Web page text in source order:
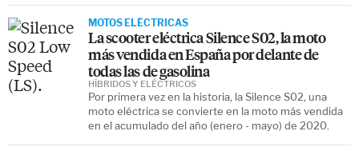
MOTOS ELÉCTRICAS
La scooter eléctrica Silence S02, la moto
más vendida en España por delante de
todas las de gasolina
Por primera vez en la historia, la Silence S02, una
moto eléctrica se convierte en la moto más vendida
en el acumulado del año (enero - mayo) de 2020.
HÍBRIDOS Y ELÉCTRICOS